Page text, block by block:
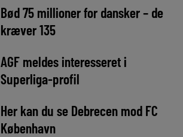
Bød 75 millioner for dansker – de
kræver 135
AGF meldes interesseret i
Superliga-profil
Her kan du se Debrecen mod FC
København